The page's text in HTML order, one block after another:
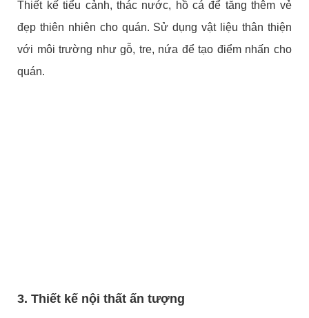
Thiết kế tiểu cảnh, thác nước, hồ cá để tăng thêm vẻ
đẹp thiên nhiên cho quán. Sử dụng vật liệu thân thiện
với môi trường như gỗ, tre, nứa để tạo điểm nhấn cho
quán.
3. Thiết kế nội thất ấn tượng